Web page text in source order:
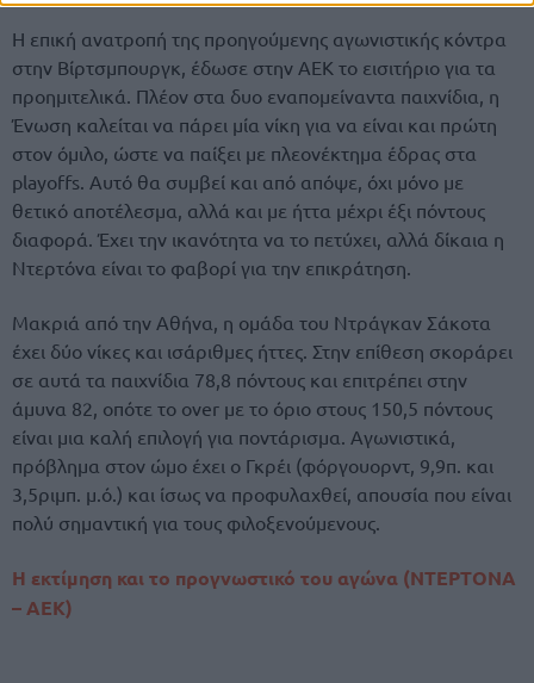
Η επική ανατροπή της προηγούμενης αγωνιστικής κόντρα
στην Βίρτσμπουργκ, έδωσε στην ΑΕΚ το εισιτήριο για τα
προημιτελικά. Πλέον στα δυο εναπομείναντα παιχνίδια, η
Ένωση καλείται να πάρει μία νίκη για να είναι και πρώτη
στον όμιλο, ώστε να παίξει με πλεονέκτημα έδρας στα
playoffs. Αυτό θα συμβεί και από απόψε, όχι μόνο με
θετικό αποτέλεσμα, αλλά και με ήττα μέχρι έξι πόντους
διαφορά. Έχει την ικανότητα να το πετύχει, αλλά δίκαια η
Ντερτόνα είναι το φαβορί για την επικράτηση.
Μακριά από την Αθήνα, η ομάδα του Ντράγκαν Σάκοτα
έχει δύο νίκες και ισάριθμες ήττες. Στην επίθεση σκοράρει
σε αυτά τα παιχνίδια 78,8 πόντους και επιτρέπει στην
άμυνα 82, οπότε το over με το όριο στους 150,5 πόντους
είναι μια καλή επιλογή για ποντάρισμα. Αγωνιστικά,
πρόβλημα στον ώμο έχει ο Γκρέι (φόργουορντ, 9,9π. και
3,5ριμπ. μ.ό.) και ίσως να προφυλαχθεί, απουσία που είναι
πολύ σημαντική για τους φιλοξενούμενους.
Η εκτίμηση και το προγνωστικό του αγώνα (ΝΤΕΡΤΟΝΑ
– ΑΕΚ)